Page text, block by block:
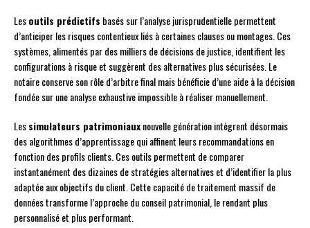
Lesoutils prédictifs basés sur l’analyse jurisprudentielle permettent
d’anticiper les risques contentieux liés à certaines clauses ou montages. Ces
systèmes, alimentés par des milliers de décisions de justice, identifient les
configurations à risque et suggèrent des alternatives plus sécurisées. Le
notaire conserve son rôle d’arbitre final mais bénéficie d’une aide à la décision
fondée sur une analyse exhaustive impossible à réaliser manuellement.
Lessimulateurs patrimoniauxnouvelle génération intègrent désormais
des algorithmes d’apprentissage qui affinent leurs recommandations en
fonction des profils clients. Ces outils permettent de comparer
instantanément des dizaines de stratégies alternatives et d’identifier la plus
adaptée aux objectifs du client. Cette capacité de traitement massif de
données transforme l’approche du conseil patrimonial, le rendant plus
personnalisé et plus performant.